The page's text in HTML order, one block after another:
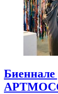
Биеннале